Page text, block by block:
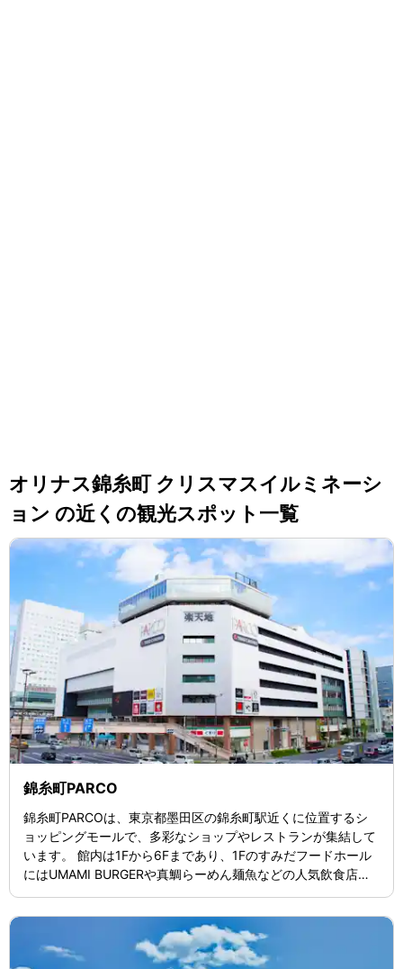
オリナス錦糸町 クリスマスイルミネーシ
ョン の近くの観光スポット一覧
錦糸町PARCO
錦糸町PARCOは、東京都墨田区の錦糸町駅近くに位置するシ
ョッピングモールで、多彩なショップやレストランが集結して
います。 館内は1Fから6Fまであり、1Fのすみだフードホール
にはUMAMI BURGERや真鯛らーめん麺魚などの人気飲食店が
揃っています。全館の営業時間は10:30〜21:00で、飲食店舗
は11:00〜22:00まで営業。 スタイリッシュなファッションや
コスメ、雑貨など、幅広いニーズに応える店舗が勢揃いしてお
り、日々のショッピングや食事が楽しめるスポットです。